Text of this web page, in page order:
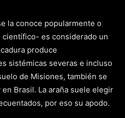
la conoce popularmente o
es considerado un
produce
sistémicas severas e incluso
de Misiones, también se
Brasil. La araña suele elegir
por eso su apodo.